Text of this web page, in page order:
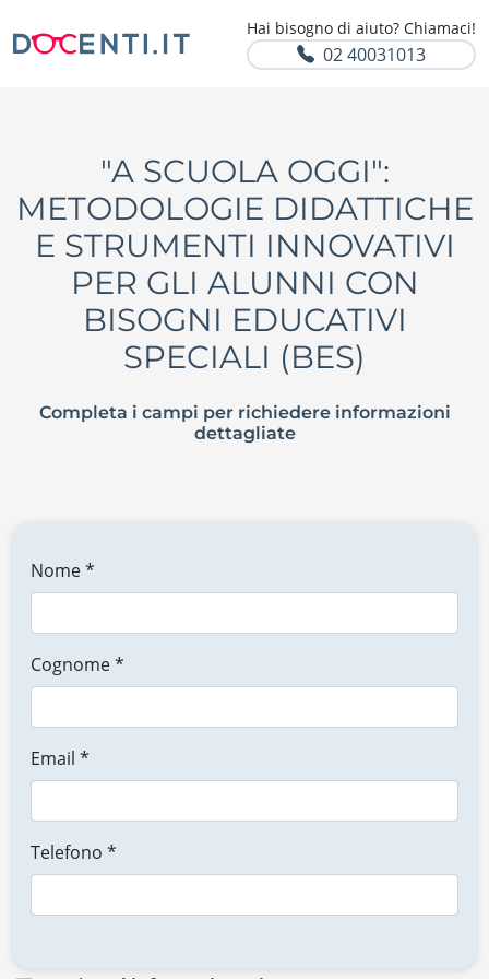
Hai bisogno di aiuto? Chiamaci!
02 40031013
"A SCUOLA OGGI":
METODOLOGIE DIDATTICHE
E STRUMENTI INNOVATIVI
PER GLI ALUNNI CON
BISOGNI EDUCATIVI
SPECIALI (BES)
Completa i campi per richiedere informazioni
dettagliate
Nome *
Cognome *
Email *
Telefono *